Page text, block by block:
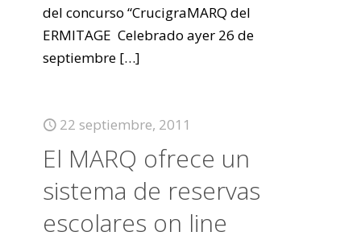
del concurso “CrucigraMARQ del
ERMITAGE Celebrado ayer 26 de
septiembre […]
22 septiembre, 2011
El MARQ ofrece un
sistema de reservas
escolares on line